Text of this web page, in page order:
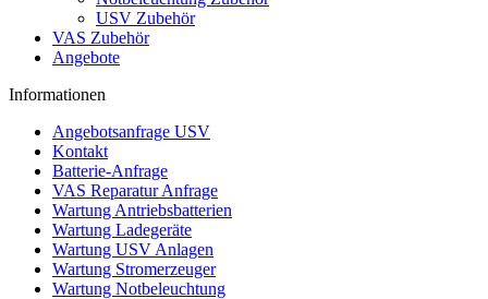
USV Zubehör
VAS Zubehör
Angebote
Informationen
Angebotsanfrage USV
Kontakt
Batterie-Anfrage
VAS Reparatur Anfrage
Wartung Antriebsbatterien
Wartung Ladegeräte
Wartung USV Anlagen
Wartung Stromerzeuger
Wartung Notbeleuchtung